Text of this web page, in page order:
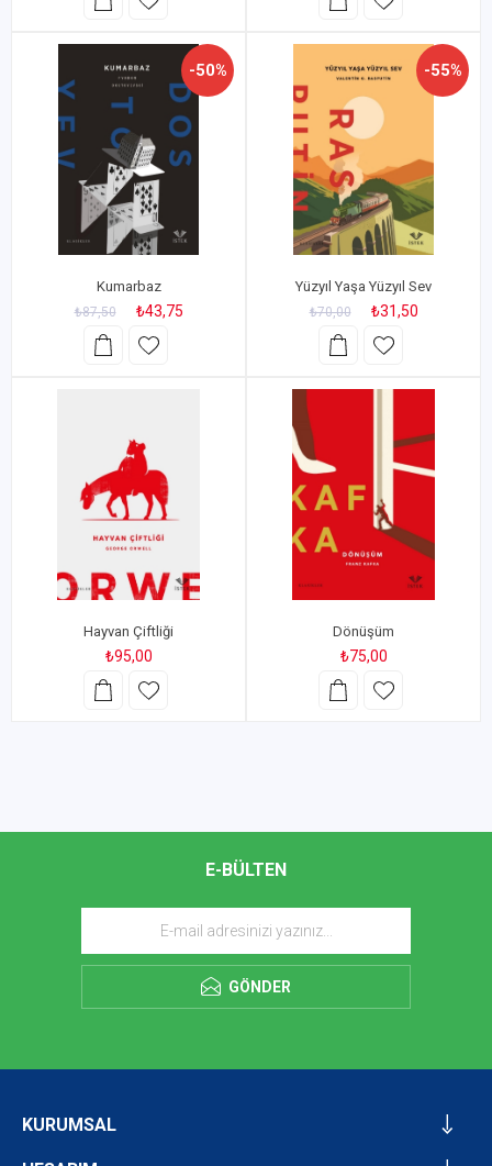
-50%
Kumarbaz
₺87,50 ₺43,75
-55%
Yüzyıl Yaşa Yüzyıl Sev
₺70,00 ₺31,50
Hayvan Çiftliği
₺95,00
Dönüşüm
₺75,00
E-BÜLTEN
GÖNDER
KURUMSAL